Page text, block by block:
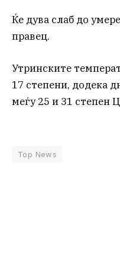
Ќе дува слаб до
правец.
Утринските
17 степени, додека
меѓу 25 и 31 степен
Top News